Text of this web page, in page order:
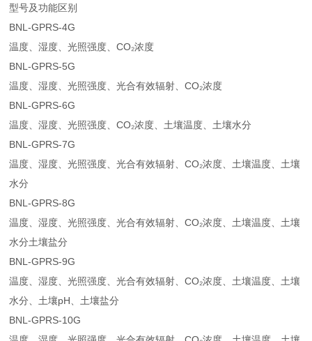
型号及功能区别
BNL-GPRS-4G
温度、湿度、光照强度、CO₂浓度
BNL-GPRS-5G
温度、湿度、光照强度、光合有效辐射、CO₂浓度
BNL-GPRS-6G
温度、湿度、光照强度、CO₂浓度、土壤温度、土壤水分
BNL-GPRS-7G
温度、湿度、光照强度、光合有效辐射、CO₂浓度、土壤温度、土壤
水分
BNL-GPRS-8G
温度、湿度、光照强度、光合有效辐射、CO₂浓度、土壤温度、土壤
水分土壤盐分
BNL-GPRS-9G
温度、湿度、光照强度、光合有效辐射、CO₂浓度、土壤温度、土壤
水分、土壤pH、土壤盐分
BNL-GPRS-10G